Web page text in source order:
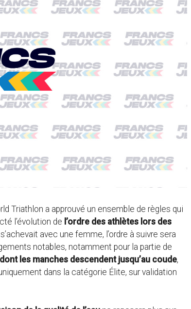
Triathlon a approuvé un ensemble de règles qui
l’évolution de l’ordre des athlètes lors des
avec une femme, l’ordre à suivre sera
notables, notamment pour la partie de
les manches descendent jusqu’au coude,
dans la catégorie Élite, sur validation